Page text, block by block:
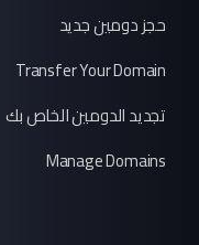
حجز دومين جديد
Transfer Your Domain
تجديد الدومين الخاص بك
Manage Domains